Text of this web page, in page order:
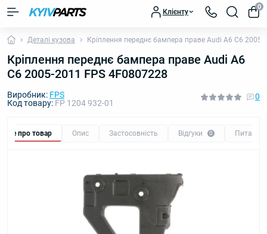
Клієнту
0
Деталі кузова Кріплення переднє бампера праве Audi A6 C6
Кріплення переднє бампера праве Audi A6
C6 2005-2011 FPS 4F0807228
Виробник: FPS
Код товару: FP 1204 932-01
0
Все про товар Опис Застосовність Відгуки 0 Питання